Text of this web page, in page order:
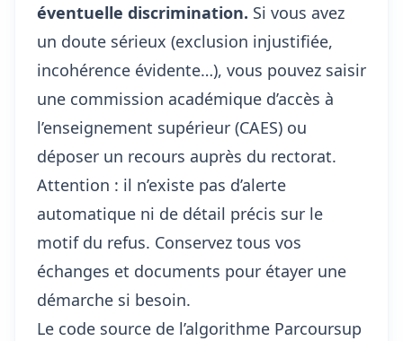
éventuelle discrimination. Si vous avez
un doute sérieux (exclusion injustifiée,
incohérence évidente…), vous pouvez saisir
une commission académique d’accès à
l’enseignement supérieur (CAES) ou
déposer un recours auprès du rectorat.
Attention : il n’existe pas d’alerte
automatique ni de détail précis sur le
motif du refus. Conservez tous vos
échanges et documents pour étayer une
démarche si besoin.
Le code source de l’algorithme Parcoursup